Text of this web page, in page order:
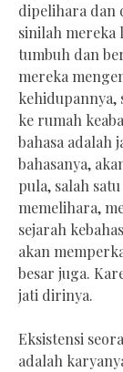
dipelihara dan
sinilah mereka
tumbuh dan
mereka
kehidupannya,
ke rumah
bahasa adalah
bahasanya,
pula, salah
memelihara,
sejarah
akan
besar juga.
jati dirinya.
Eksistensi
adalah